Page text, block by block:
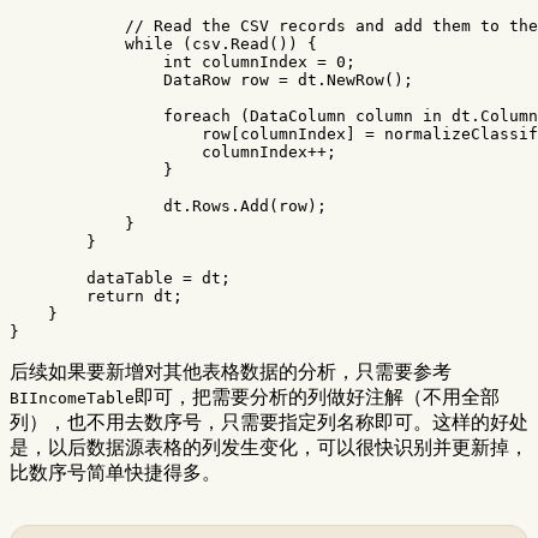
// Read the CSV records and add them to
while
( csv . Read ())
{
int
columnIndex = 0 ;
DataRow
row = dt . NewRow();
foreach
( DataColumn column in dt .
row columnIndex =
columnIndex++;
}
dt . Rows . Add ( row);
}
}
dataTable = dt ;
return dt ;
}
}
后续如果要新增对其他表格数据的分析，只需要参考
BIIncomeTable 即可，把需要分析的列做好注解（不用全部
列），也不用去数序号，只需要指定列名称即可。这样的好处
是，以后数据源表格的列发生变化，可以很快识别并更新掉，
比数序号简单快捷得多。